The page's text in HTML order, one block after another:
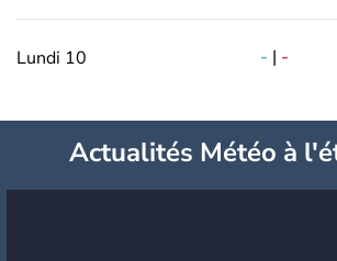
Lundi 10 - | -
Actualités Météo à